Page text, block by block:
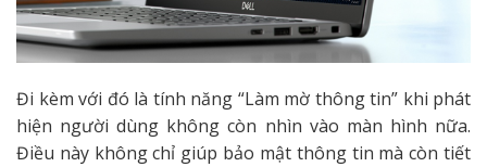
Đi kèm với đó là tính năng “Làm mờ thông tin” khi phát
hiện người dùng không còn nhìn vào màn hình nữa.
Điều này không chỉ giúp bảo mật thông tin mà còn tiết